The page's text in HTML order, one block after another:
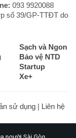
093 9920088‬
số 39/GP-TTĐT do
Sạch và Ngon
Bảo vệ NTD
Startup
Xe+
sử dụng | Liên hệ